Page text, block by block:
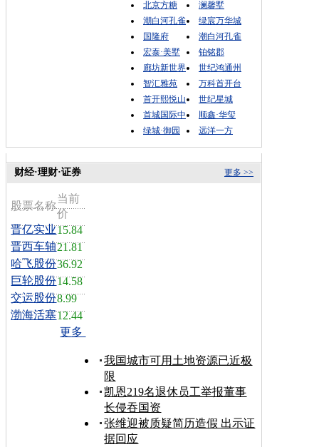
北京方糖
澜馨墅
潮白河孔雀
绿宸万华城
国隆府
潮白河孔雀
宏泰·美墅
铂铭郡
廊坊新世界
世纪鸿通州
智汇雅苑
万科首开台
首开熙悦山
世纪星城
首城国际中
顺鑫·华玺
绿城·御园
远洋一方
更多 >>
财经·理财·证券
股票名称
当前
价
晋亿实业15.84
晋西车轴21.81
哈飞股份36.92
巨轮股份14.58
交运股份8.99
渤海活塞12.44
更多
我国城市可用土地资源已近极
限
凯恩219名退休员工举报董事
长侵吞国资
张维迎被质疑简历造假 出示证
据回应